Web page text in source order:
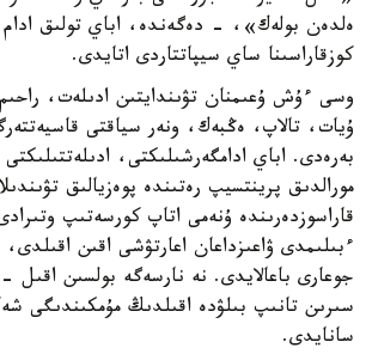
ەلدەن بولەك»، - دەگەندە، اباي تولىق ادام
كوزقاراسىنا ساي سيپاتتاردى اتايدى.
وسى ءۇش ۇعىمنان تۋىندايتىن ادىلەت،
ۇيات، تالاپ، ەڭبەك، ونەر سياقتى
بەرەدى. اباي ادامگەرشىلىكتى،
مورالدىق پرينتسيپ رەتىندە پوەزيالىق
قاراسوزدەرىندە ۇنەمى اتاپ كورسەتىپ
ءبىلىمدى ۋاعىزداعان اعارتۋشى اقىن
جوعارى باعالايدى. نە نارسەگە بولسىن اقىل
سىرىن تانىپ بىلۋدە اقىلدىڭ مۇمكىندىگى
سانايدى.